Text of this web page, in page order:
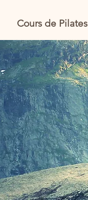
Cours de Pilates